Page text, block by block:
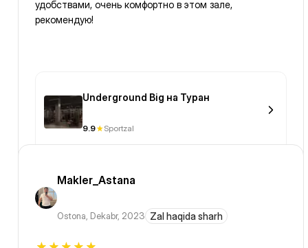
удобствами, очень комфортно в этом зале,
рекомендую!
Underground Big на Туран
9.9 Sportzal
Makler_Astana
Ostona, Dekabr, 2023 Zal haqida sharh